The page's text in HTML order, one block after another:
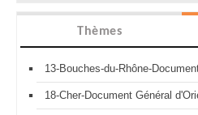
Thèmes
13-Bouches-du-Rhône-
18-Cher-Document Général